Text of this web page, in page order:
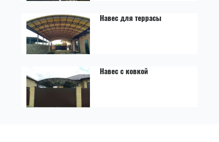
Навес для террасы
Навес с ковкой